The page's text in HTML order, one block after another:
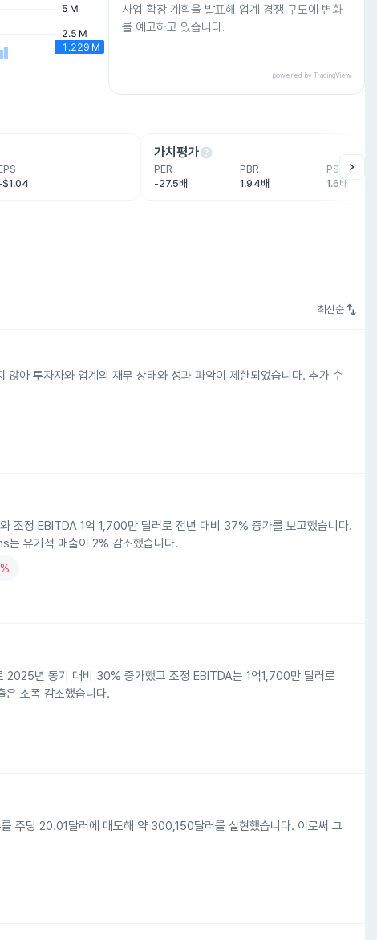
사업 확장 계획을 발표해 업계 경쟁 구도에 변화
를 예고하고 있습니다.
powered by TradingView
$1.04
가치평가help
PER
-27.5배
PBR
1.94배
PSR
1.6배
chevron_right
최신순 swap_vert
아 투자자와 업계의 재무 상태와 성과 파악이 제한되었습니다. 추가 수
정 EBITDA 1억 1,700만 달러로 전년 대비 37% 증가를 보고했습니다.
유기적 매출이 2% 감소했습니다.
년 동기 대비 30% 증가했고 조정 EBITDA는 1억1,700만 달러로
소폭 감소했습니다.
당 20.01달러에 매도해 약 300,150달러를 실현했습니다. 이로써 그